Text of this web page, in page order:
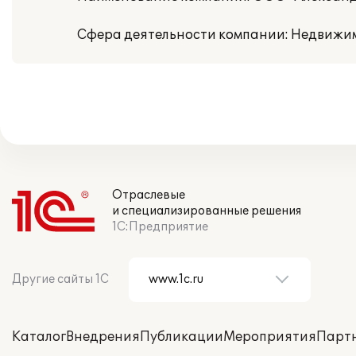
Сфера деятельности компании:
Отраслевые
и специализированные решения
1С:Предприятие
Другие сайты 1С
КаталогВнедренияПубликацииМероприятия